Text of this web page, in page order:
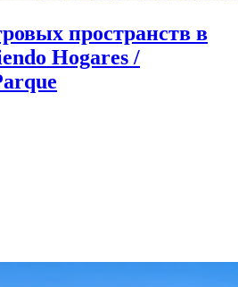
пространств в
Hogares /